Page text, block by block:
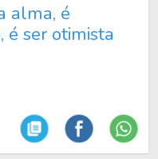
alma, é
é ser otimista